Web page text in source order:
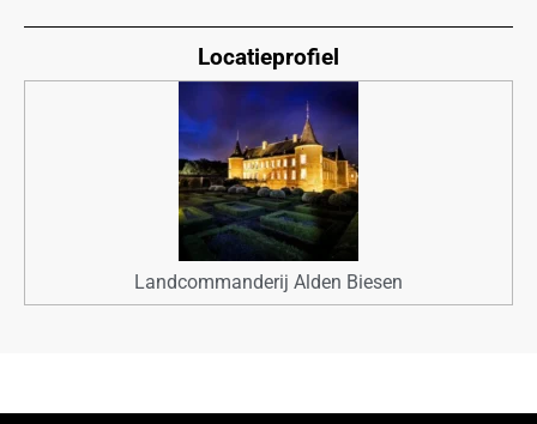
Locatieprofiel
Landcommanderij Alden Biesen